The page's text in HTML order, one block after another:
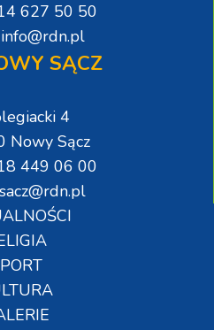
627 50 50
SĄCZ
4
Nowy Sącz
449 06 00